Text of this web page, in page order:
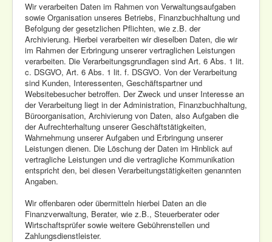
Wir verarbeiten Daten im Rahmen von Verwaltungsaufgaben
sowie Organisation unseres Betriebs, Finanzbuchhaltung und
Befolgung der gesetzlichen Pflichten, wie z.B. der
Archivierung. Hierbei verarbeiten wir dieselben Daten, die wir
im Rahmen der Erbringung unserer vertraglichen Leistungen
verarbeiten. Die Verarbeitungsgrundlagen sind Art. 6 Abs. 1 lit.
c. DSGVO, Art. 6 Abs. 1 lit. f. DSGVO. Von der Verarbeitung
sind Kunden, Interessenten, Geschäftspartner und
Websitebesucher betroffen. Der Zweck und unser Interesse an
der Verarbeitung liegt in der Administration, Finanzbuchhaltung,
Büroorganisation, Archivierung von Daten, also Aufgaben die
der Aufrechterhaltung unserer Geschäftstätigkeiten,
Wahrnehmung unserer Aufgaben und Erbringung unserer
Leistungen dienen. Die Löschung der Daten im Hinblick auf
vertragliche Leistungen und die vertragliche Kommunikation
entspricht den, bei diesen Verarbeitungstätigkeiten genannten
Angaben.
Wir offenbaren oder übermitteln hierbei Daten an die
Finanzverwaltung, Berater, wie z.B., Steuerberater oder
Wirtschaftsprüfer sowie weitere Gebührenstellen und
Zahlungsdienstleister.